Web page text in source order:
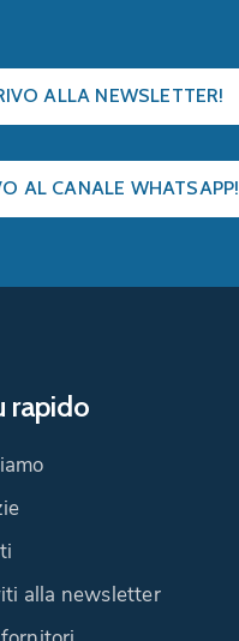
ALLA NEWSLETTER!
AL CANALE WHATSAPP!
rapido
alla newsletter